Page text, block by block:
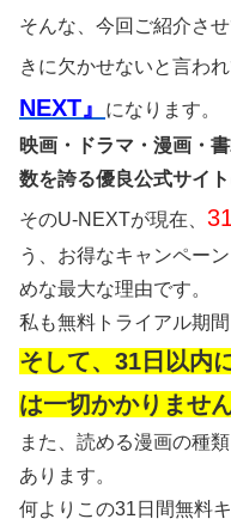
そんな、今回ご紹介さ
きに欠かせないと言わ
NEXT』
になります。
映画・ドラマ・漫画・
数を誇る優良公式サイト
そのU-NEXTが現在、
う、お得なキャンペー
めな最大な理由です。
私も無料トライアル期
そして、31日以内
は一切かかりませ
また、読める漫画の種
あります。
何よりこの31日間無料